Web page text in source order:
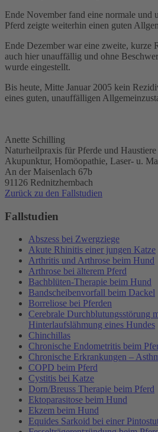
Ende November fand eine normale und
Pferd zeigte weiterhin einen guten
Ende Dezember war eine zweite, kurze
auch hier unauffällig und ohne
wurde eingestellt.
Bis heute, Mitte Januar 2005 kein
eines guten, unauffälligen
Anette Schilling
Naturheilpraxis für Pferde und Haustiere
Akupunktur, Homöopathie, Laser- u.
An der Maisenlach 67b
91126 Rednitzhembach
Zurück zu den Fallstudien
Fallstudien
Abszess bei Zwergziege
Akute Rhinitis einer jungen Katze
Arthritis und Arthrose beim Hund
Arthrose bei älterem Pferd
Bachblüten-Therapie beim Hund
Bandscheibenvorfall beim Dackel
Borreliose bei Pferden
Cerebrale Durchblutungsstörung
Hinterlaufslähmung eines Hundes
Chinchillas
Chronische Endometritis beim
Chronische Erkrankungen –
COPD beim Pferd
Cystitis bei Katze
Dorn/Breuss Therapie beim Pferd
Ektoparasitose beim Hund
Ekzem beim Hund
Equides Sarkoid bei einer